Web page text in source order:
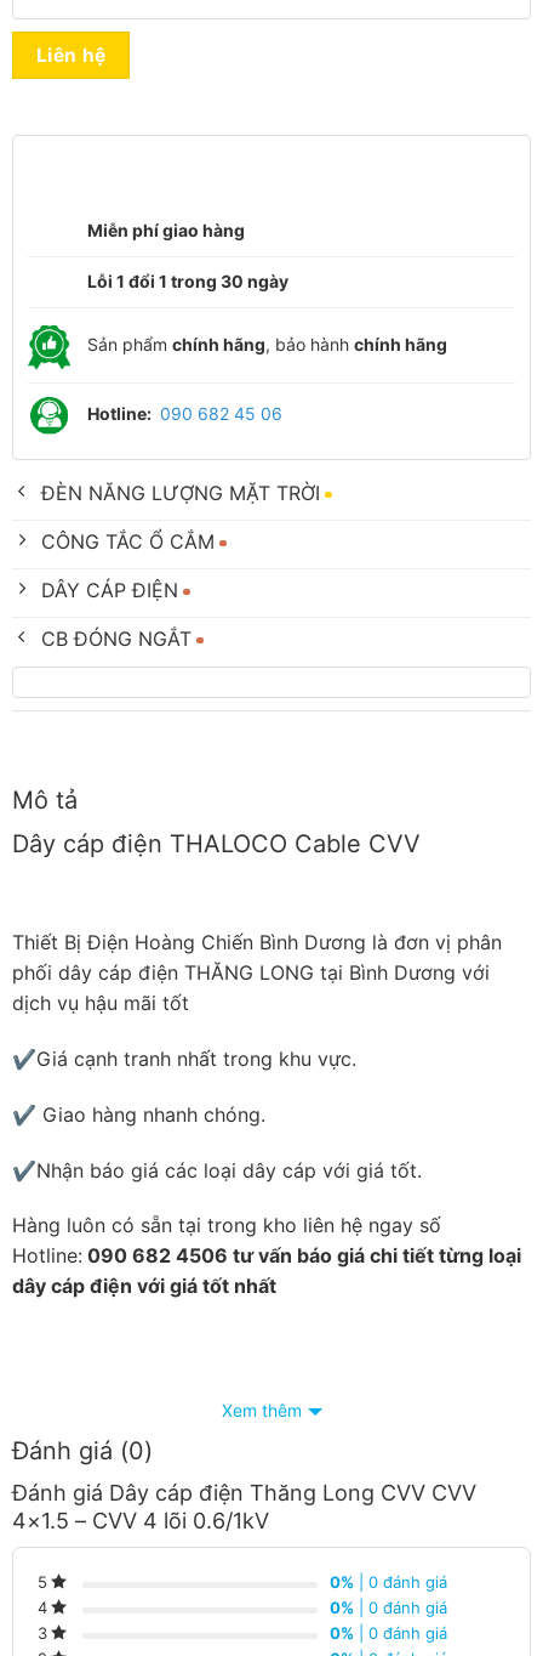
Liên hệ
Miễn phí giao hàng
Lỗi 1 đổi 1 trong 30 ngày
Sản phẩm chính hãng, bảo hành chính hãng
Hotline: 090 682 45 06
ĐÈN NĂNG LƯỢNG MẶT TRỜI
CÔNG TẮC Ổ CẮM
DÂY CÁP ĐIỆN
CB ĐÓNG NGẮT
Mô tả
Dây cáp điện THALOCO Cable CVV
Thiết Bị Điện Hoàng Chiến Bình Dương là đơn vị phân
phối dây cáp điện THĂNG LONG tại Bình Dương với
dịch vụ hậu mãi tốt
✔Giá cạnh tranh nhất trong khu vực.
✔ Giao hàng nhanh chóng.
✔Nhận báo giá các loại dây cáp với giá tốt.
Hàng luôn có sẵn tại trong kho liên hệ ngay số
Hotline: 090 682 4506 tư vấn báo giá chi tiết từng loại
dây cáp điện với giá tốt nhất
Xem thêm
Đánh giá (0)
Đánh giá Dây cáp điện Thăng Long CVV CVV
4×1.5 – CVV 4 lõi 0.6/1kV
5 0% | 0 đánh giá
4
0% | 0 đánh giá
3
0% | 0 đánh giá